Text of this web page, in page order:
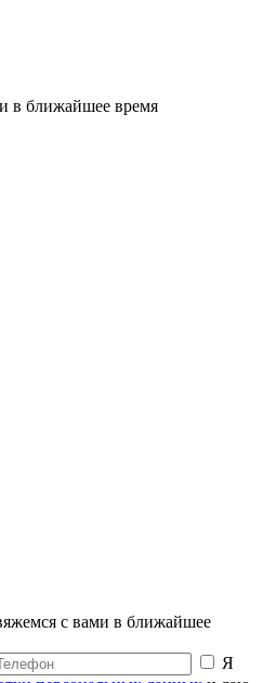
в ближайшее время
с вами в ближайшее
Я